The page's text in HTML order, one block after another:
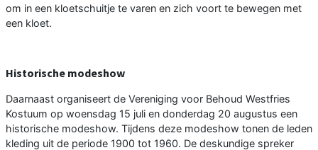
om in een kloetschuitje te varen en zich voort te bewegen met
een kloet.
Historische modeshow
Daarnaast organiseert de Vereniging voor Behoud Westfries
Kostuum op woensdag 15 juli en donderdag 20 augustus een
historische modeshow. Tijdens deze modeshow tonen de leden
kleding uit de periode 1900 tot 1960. De deskundige spreker